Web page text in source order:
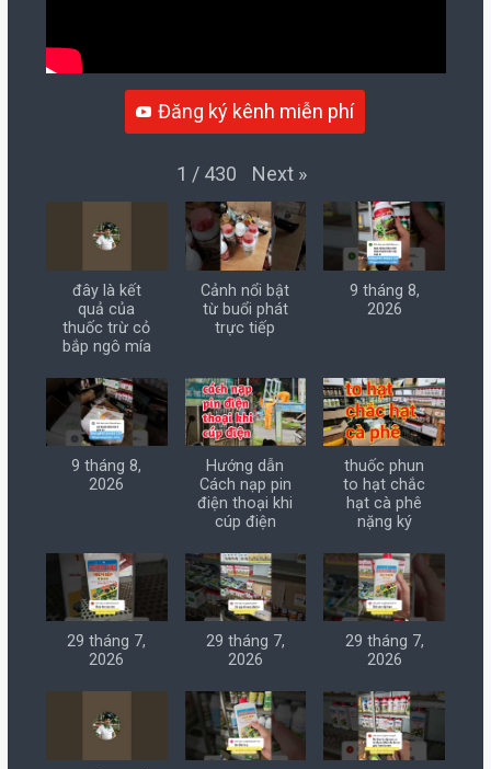
Đăng ký kênh miễn phí
1 / 430 Next »
đây là kết
quả của
thuốc trừ cỏ
bắp ngô mía
Cảnh nổi bật
từ buổi phát
trực tiếp
9 tháng 8,
2026
9 tháng 8,
2026
Hướng dẫn
Cách nạp pin
điện thoại khi
cúp điện
thuốc phun
to hạt chắc
hạt cà phê
nặng ký
29 tháng 7,
2026
29 tháng 7,
2026
29 tháng 7,
2026